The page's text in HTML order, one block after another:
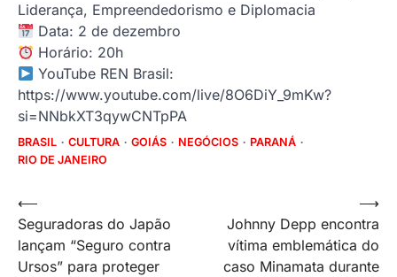
Liderança, Empreendedorismo e Diplomacia
Data: 2 de dezembro
Horário: 20h
YouTube REN Brasil:
https://www.youtube.com/live/8O6DiY_9mKw?
si=NNbkXT3qywCNTpPA
BRASIL CULTURA GOIÁS NEGÓCIOS
PARANÁ
RIO DE JANEIRO
Navegação
de
Post
⟵
Seguradoras do Japão
lançam “Seguro contra
Ursos” para proteger
Johnny Depp encontra
vítima emblemática do
caso Minamata durante
⟶